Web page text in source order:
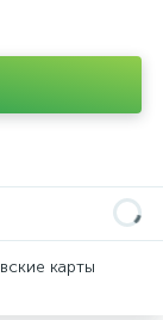
карты